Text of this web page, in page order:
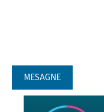
MESAGNE